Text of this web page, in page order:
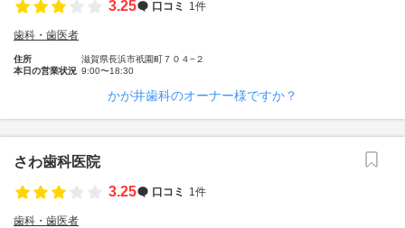
3.25
口コミ 1件
歯科・歯医者
住所
滋賀県長浜市祇園町７０４−２
本日の営業状況 9:00〜18:30
かが井歯科のオーナー様ですか？
さわ歯科医院
3.25
口コミ 1件
歯科・歯医者